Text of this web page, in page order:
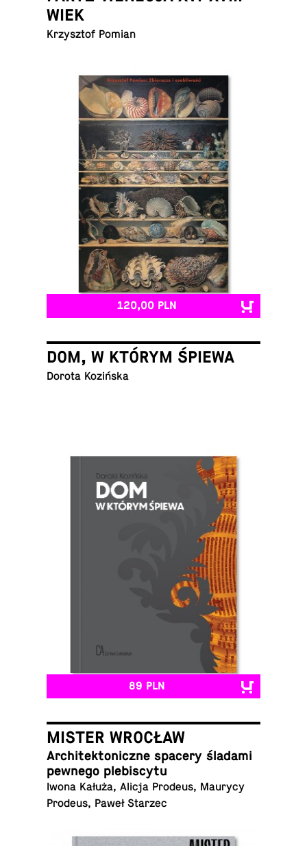
WIEK
Krzysz­tof Pomian
120,00 PLN
DOM, W KTÓRYM ŚPIEWA
Dorota Kozińska
89 PLN
MISTER WROCŁAW
Ar­chi­tek­to­nicz­ne spacery śladami
pewnego plebiscytu
Iwona Kałuża, Alicja Prodeus, Maurycy
Prodeus, Paweł Starzec